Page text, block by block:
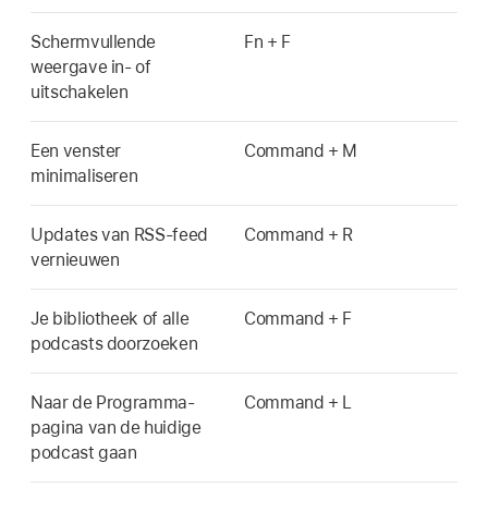
Schermvullende
weergave in- of
uitschakelen
Fn + F
Een venster
minimaliseren
Command + M
Updates van RSS-feed
vernieuwen
Command + R
Je bibliotheek of alle
podcasts doorzoeken
Command + F
Naar de Programma-
pagina van de huidige
podcast gaan
Command + L